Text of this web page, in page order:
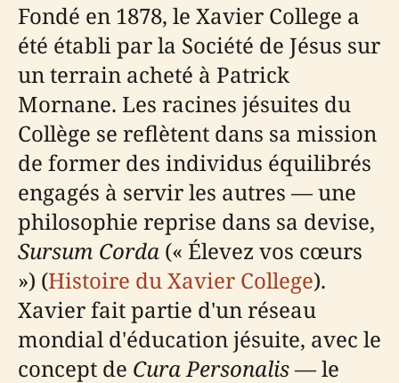
Fondé en 1878, le Xavier College a
été établi par la Société de Jésus sur
un terrain acheté à Patrick
Mornane. Les racines jésuites du
Collège se reflètent dans sa mission
de former des individus équilibrés
engagés à servir les autres — une
philosophie reprise dans sa devise,
Sursum Corda (« Élevez vos cœurs
») (Histoire du Xavier College).
Xavier fait partie d'un réseau
mondial d'éducation jésuite, avec le
concept de Cura Personalis— le